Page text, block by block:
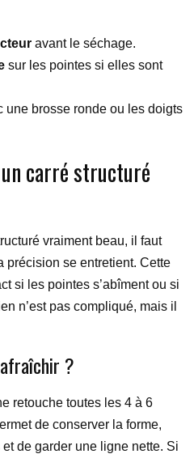
avant le séchage.
sur les pointes si elles sont
une brosse ronde ou les doigts
carré structuré
vraiment beau, il faut
précision se entretient. Cette
si les pointes s’abîment ou si
n’est pas compliqué, mais il
?
retouche toutes les 4 à 6
de conserver la forme,
de garder une ligne nette. Si